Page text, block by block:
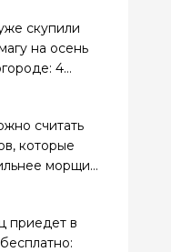
скупили
на осень
4
считать
которые
морщин,
приедет в